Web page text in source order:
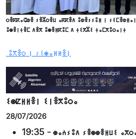
ⵔⴻⴽⴽⴰⵛⵀⴻ ⵢⴻⵣⵔⴻⵡ ⴰⴽⴽⴻⴷ ⵓⵀⴻⵢⵢⵓⵍ ⵏ
ⵓⵙⴻⵏⵜⴻⵎ ⴷⴻⴳ ⵓⵙⴻⵍⴽⵓⵎ ⴷ ⵜⵉⴳⵣⵉ ⵜⴰⵎⴳⵓⵔⴰⵏⵜ
ⵓⴳⴻⵔ ⵏ ⵢⵉⵙⴰⵍⵍⴻⵏ
ⵉⵙⵇⵍⵍⴻⵏ ⵉⵏⴻⴳⵓⵔⴰ
28/07/2026
19:35 - ⵙⴰⵄⵢⵓⴷ ⵢⴻⵙⵙⴻⵍⵡⵉ